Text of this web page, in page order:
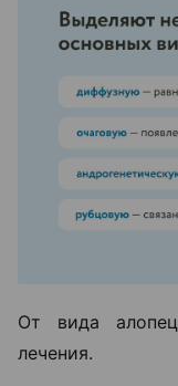
От вида
лечения.